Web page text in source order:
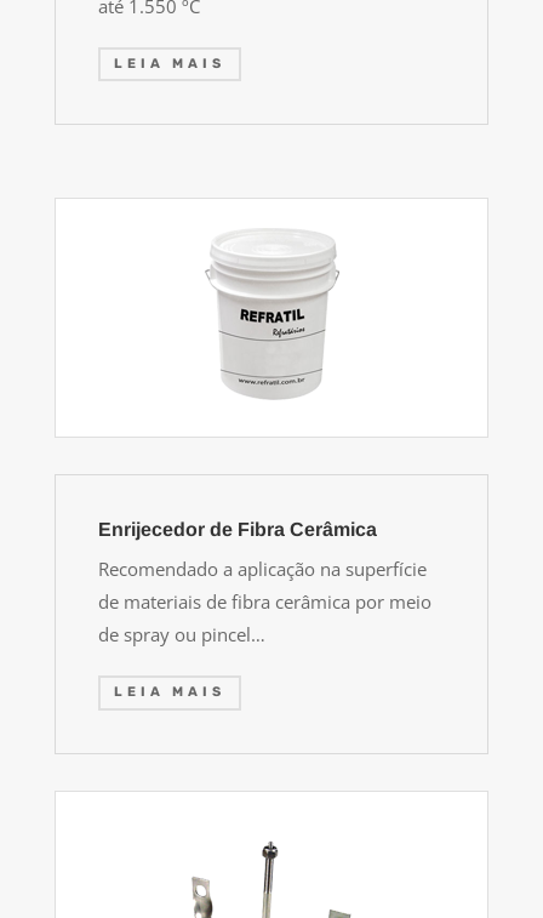
até 1.550 ºC
LEIA MAIS
Enrijecedor de Fibra Cerâmica
Recomendado a aplicação na superfície
de materiais de fibra cerâmica por meio
de spray ou pincel…
LEIA MAIS